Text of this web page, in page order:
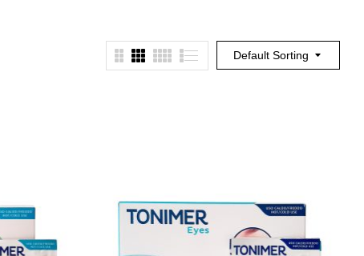
Default Sorting